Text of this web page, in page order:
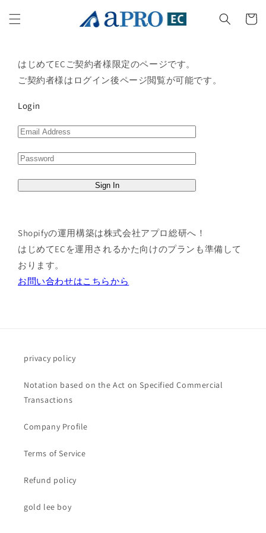
content
Cart
はじめてECご契約者様限定のページです。
ご契約者様はログイン後ページ閲覧が可能です。
Login
Shopifyの運用構築は株式会社アプロ総研へ！
はじめてECを運用されるかた向けのプランも準備して
おります。
お問い合わせはこちらから
privacy policy
Notation based on the Act on Specified Commercial
Transactions
Company Profile
Terms of Service
Refund policy
gold lee boy